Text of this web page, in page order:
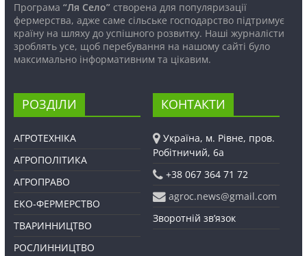
Програма “Ля Село”створена для популяризації
фермерства, адже саме сільське господарство підтримує
країну на шляху до успішного розвитку. Наші журналісти
зроблять усе, щоб перебування на нашому сайті було
максимально інформативним та цікавим.
РОЗДІЛИ
АГРОТЕХНІКА
АГРОПОЛІТИКА
АГРОПРАВО
ЕКО-ФЕРМЕРСТВО
ТВАРИННИЦТВО
РОСЛИННИЦТВО
КОНТАКТИ
Україна, м. Рівне, пров.
Робітничий, 6а
+38 067 364 71 72
agroc.news@gmail.com
Зворотній зв’язок